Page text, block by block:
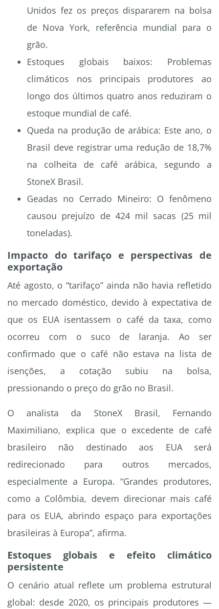
Unidos fez os preços dispararem na bolsa
de Nova York, referência mundial para o
grão.
Estoques globais baixos: Problemas
climáticos nos principais produtores ao
longo dos últimos quatro anos reduziram o
estoque mundial de café.
Queda na produção de arábica: Este ano, o
Brasil deve registrar uma redução de 18,7%
na colheita de café arábica, segundo a
StoneX Brasil.
Geadas no Cerrado Mineiro: O fenômeno
causou prejuízo de 424 mil sacas (25 mil
toneladas).
Impacto do tarifaço e perspectivas de
exportação
Até agosto, o “tarifaço” ainda não havia refletido
no mercado doméstico, devido à expectativa de
que os EUA isentassem o café da taxa, como
ocorreu com o suco de laranja. Ao ser
confirmado que o café não estava na lista de
isenções, a cotação subiu na bolsa,
pressionando o preço do grão no Brasil.
O analista da StoneX Brasil, Fernando
Maximiliano, explica que o excedente de café
brasileiro não destinado aos EUA será
redirecionado para outros mercados,
especialmente a Europa. “Grandes produtores,
como a Colômbia, devem direcionar mais café
para os EUA, abrindo espaço para exportações
brasileiras à Europa”, afirma.
Estoques globais e efeito climático
persistente
O cenário atual reflete um problema estrutural
global: desde 2020, os principais produtores —